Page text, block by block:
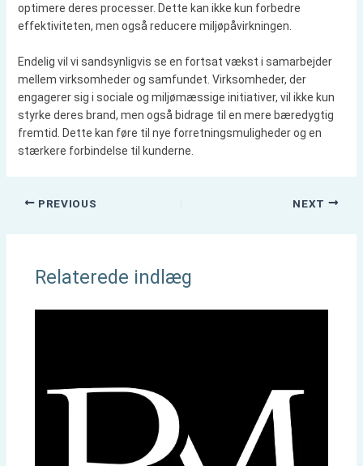
optimere deres processer. Dette kan ikke kun forbedre
effektiviteten, men også reducere miljøpåvirkningen.
Endelig vil vi sandsynligvis se en fortsat vækst i samarbejder
mellem virksomheder og samfundet. Virksomheder, der
engagerer sig i sociale og miljømæssige initiativer, vil ikke kun
styrke deres brand, men også bidrage til en mere bæredygtig
fremtid. Dette kan føre til nye forretningsmuligheder og en
stærkere forbindelse til kunderne.
PREVIOUS NEXT
Relaterede indlæg